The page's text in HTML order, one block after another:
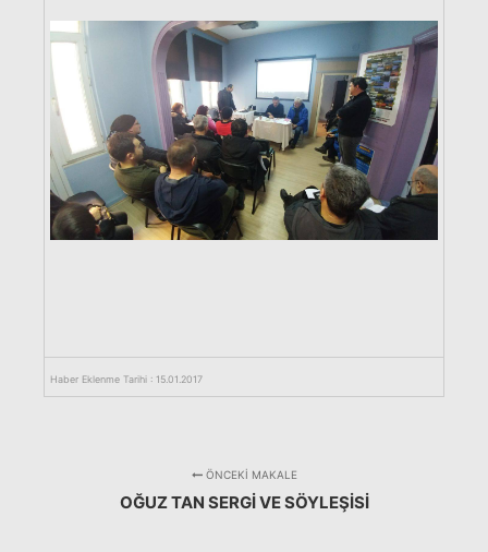
Haber Eklenme Tarihi : 15.01.2017
ÖNCEKI MAKALE
OĞUZ TAN SERGI VE SÖYLEŞISI